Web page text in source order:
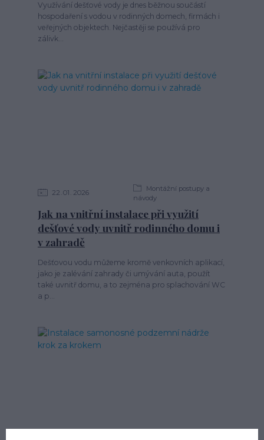
Využívání dešťové vody je dnes běžnou součástí
hospodaření s vodou v rodinných domech, firmách i
veřejných objektech. Nejčastěji se používá pro
zálivk...
22 01 2026
Montážní postupy a
návody
Jak na vnitřní instalace při využití
dešťové vody uvnitř rodinného domu i
v zahradě
Dešťovou vodu můžeme kromě venkovních aplikací,
jako je zalévání zahrady či umývání auta, použít
také uvnitř domu, a to zejména pro splachování WC
a p...